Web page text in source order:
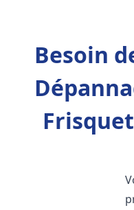
Besoin